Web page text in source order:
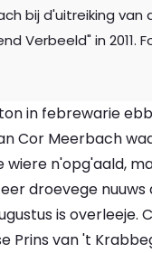
bij d'uitreiking van
Verbeeld" in 2011.
in febrewarie
Cor Meerbach
n'opg'aald,
droevege nuuws
is overleeje.
Prins van 't